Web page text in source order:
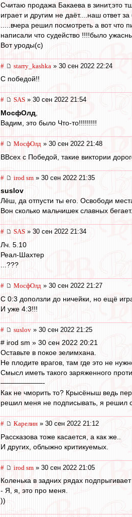
Считаю продажа Бакаева в зинит,это
играет и другим не даёт....наш ответ за
.....вчера решил посмотреть а вот что
написали что судейство !!!!было
Вот уроды(с)
# starry_kashka » 30 сен 2022 22:24
С победой!!
# SAS » 30 сен 2022 21:54
МосфОлд
Вадим, это было Что-то!!!!!!!!!
# МосфОлд » 30 сен 2022 21:48
ВВсех с Победой, такие виктории
# irod sm » 30 сен 2022 21:35
suslov
Лёш, да отпусти ты его. Освободи
Вон сколько мальчишек славных
# SAS » 30 сен 2022 21:34
Лч. 5.10
Реал-Шахтер
...???
# МосфОлд » 30 сен 2022 21:27
С 0:3 доползли до ничейки, но ещё
И уже 4:3!!!
# suslov » 30 сен 2022 21:25
# irod sm » 30 сен 2022 20:21
Оставьте в покое зелимхана.
Не плодите врагов, там где это не
Смысл иметь такого заряженного
——————-
Как не чморить то? Крысёныш ведь
решил меня не подписывать, я решил
# Карелин » 30 сен 2022 21:12
Рассказова тоже касается, а как же..
И других, облыжно критикуемых.
# irod sm » 30 сен 2022 21:05
Коленька в задних рядах подпрыгивает
- Я, я, это про меня.
))